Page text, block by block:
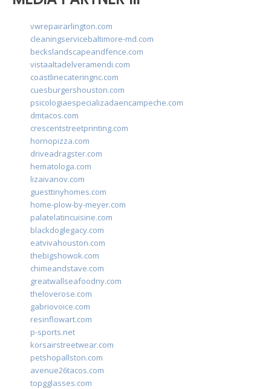
vwrepairarlington.com
cleaningservicebaltimore-md.com
beckslandscapeandfence.com
vistaaltadelveramendi.com
coastlinecateringnc.com
cuesburgershouston.com
psicologiaespecializadaencampeche.com
dmtacos.com
crescentstreetprinting.com
hornopizza.com
driveadragster.com
hematologa.com
lizaivanov.com
guesttinyhomes.com
home-plow-by-meyer.com
palatelatincuisine.com
blackdoglegacy.com
eatvivahouston.com
thebigshowok.com
chimeandstave.com
greatwallseafoodny.com
theloverose.com
gabriovoice.com
resinflowart.com
p-sports.net
korsairstreetwear.com
petshopallston.com
avenue26tacos.com
topgglasses.com